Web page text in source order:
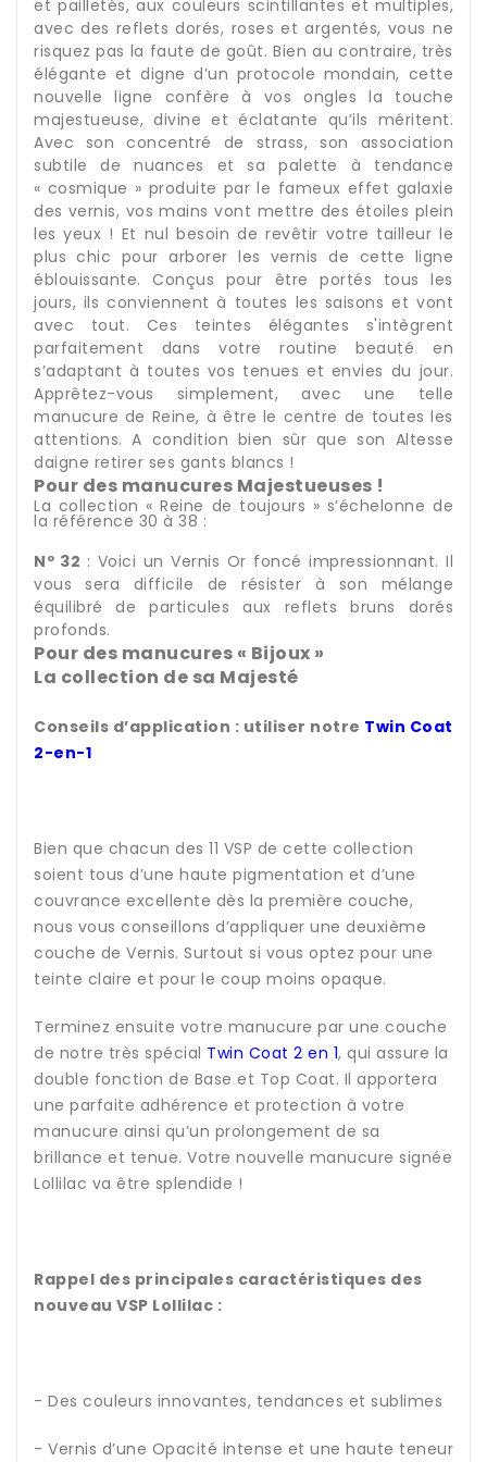
et pailletés, aux couleurs scintillantes et multiples,
avec des reflets dorés, roses et argentés, vous ne
risquez pas la faute de goût. Bien au contraire, très
élégante et digne d’un protocole mondain, cette
nouvelle ligne confère à vos ongles la touche
majestueuse, divine et éclatante qu’ils méritent.
Avec son concentré de strass, son association
subtile de nuances et sa palette à tendance
« cosmique » produite par le fameux effet galaxie
des vernis, vos mains vont mettre des étoiles plein
les yeux ! Et nul besoin de revêtir votre tailleur le
plus chic pour arborer les vernis de cette ligne
éblouissante. Conçus pour être portés tous les
jours, ils conviennent à toutes les saisons et vont
avec tout. Ces teintes élégantes s'intègrent
parfaitement dans votre routine beauté en
s’adaptant à toutes vos tenues et envies du jour.
Apprêtez-vous simplement, avec une telle
manucure de Reine, à être le centre de toutes les
attentions. A condition bien sûr que son Altesse
daigne retirer ses gants blancs !
Pour des manucures Majestueuses !
La collection « Reine de toujours » s’échelonne de
la référence 30 à 38 :
Nº 32 : Voici un Vernis Or foncé impressionnant. Il
vous sera difficile de résister à son mélange
équilibré de particules aux reflets bruns dorés
profonds.
Pour des manucures « Bijoux »
La collection de sa Majesté
Conseils d’application : utiliser notre Twin Coat
2-en-1
Bien que chacun des 11 VSP de cette collection
soient tous d’une haute pigmentation et d’une
couvrance excellente dès la première couche,
nous vous conseillons d’appliquer une deuxième
couche de Vernis. Surtout si vous optez pour une
teinte claire et pour le coup moins opaque.
Terminez ensuite votre manucure par une couche
de notre très spécial Twin Coat 2 en 1, qui assure la
double fonction de Base et Top Coat. Il apportera
une parfaite adhérence et protection à votre
manucure ainsi qu’un prolongement de sa
brillance et tenue. Votre nouvelle manucure signée
Lollilac va être splendide !
Rappel des principales caractéristiques des
nouveau VSP Lollilac :
- Des couleurs innovantes, tendances et sublimes
- Vernis d’une Opacité intense et une haute teneur